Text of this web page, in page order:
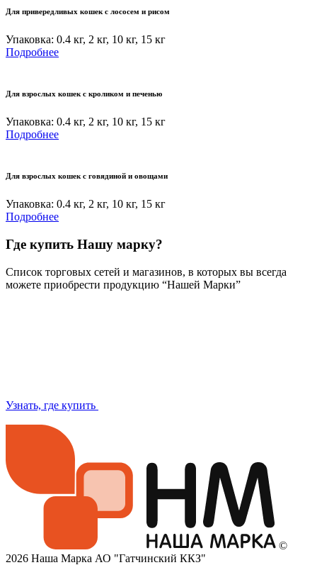
Для привередливых кошек с лососем и рисом
Упаковка: 0.4 кг, 2 кг, 10 кг, 15 кг
Подробнее
Для взрослых кошек с кроликом и печенью
Упаковка: 0.4 кг, 2 кг, 10 кг, 15 кг
Подробнее
Для взрослых кошек с говядиной и овощами
Упаковка: 0.4 кг, 2 кг, 10 кг, 15 кг
Подробнее
Где купить Нашу марку?
Список торговых сетей и магазинов, в которых вы всегда
можете приобрести продукцию “Нашей Марки”
Узнать, где купить
©
2026 Наша Марка АО "Гатчинский ККЗ"